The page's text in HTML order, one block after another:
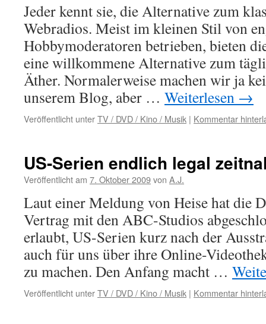
Jeder kennt sie, die Alternative zum
Webradios. Meist im kleinen Stil von
Hobbymoderatoren betrieben, bieten
eine willkommene Alternative zum
Äther. Normalerweise machen wir ja
unserem Blog, aber … Weiterlesen →
Veröffentlicht unterTV / DVD / Kino / Musik | Kommentar
US-Serien endlich legal
Veröffentlicht am 7. Oktober 2009von A.J.
Laut einer Meldung von Heise hat die
Vertrag mit den ABC-Studios
erlaubt, US-Serien kurz nach der
auch für uns über ihre Online-
zu machen. Den Anfang macht …
Veröffentlicht unterTV / DVD / Kino / Musik | Kommentar